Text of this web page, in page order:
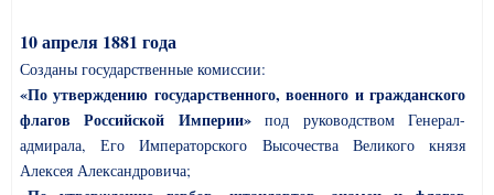
10 апреля 1881 года
Созданы государственные комиссии:
«По утверждению государственного, военного и гражданского
флагов Российской Империи»под руководством Генерал-
адмирала, Его Императорского Высочества Великого князя
Алексея Александровича;